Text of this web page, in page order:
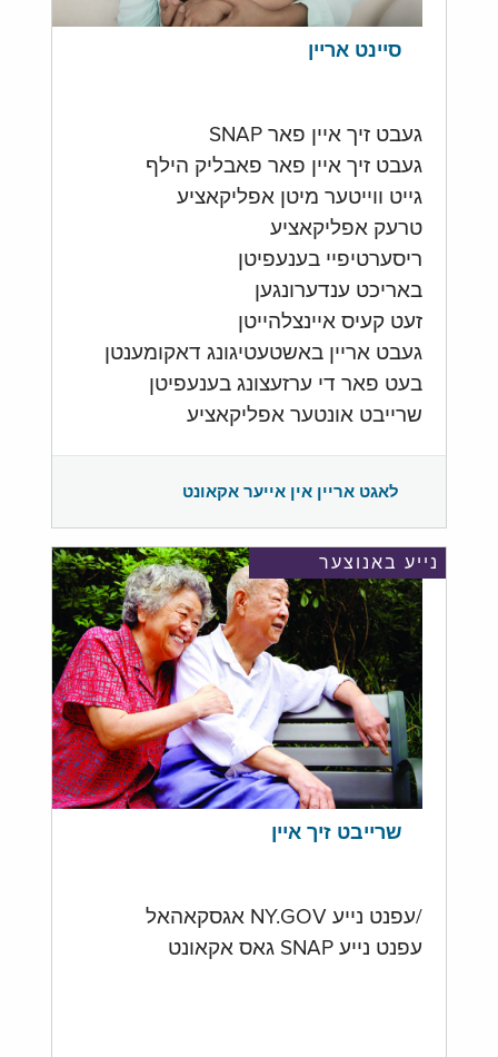
סיינט אריין
געבט זיך איין פאר SNAP
געבט זיך איין פאר פאבליק הילף
גייט ווייטער מיטן אפליקאציע
טרעק אפליקאציע
ריסערטיפיי בענעפיטן
באריכט ענדערונגען
זעט קעיס איינצלהייטן
געבט אריין באשטעטיגונג דאקומענטן
בעט פאר די ערזעצונג בענעפיטן
שרייבט אונטער אפליקאציע
לאגט אריין אין אייער אקאונט
נייע באנוצער
שרייבט זיך איין
/עפנט נייע NY.GOV אגסקאהאל
עפנט נייע SNAP גאס אקאונט